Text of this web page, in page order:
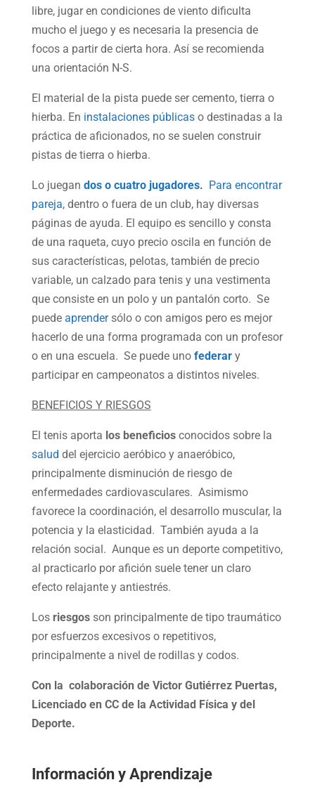
libre, jugar en condiciones de viento dificulta
mucho el juego y es necesaria la presencia de
focos a partir de cierta hora. Así se recomienda
una orientación N-S.
El material de la pista puede ser cemento, tierra o
hierba. En instalaciones públicaso destinadas a la
práctica de aficionados, no se suelen construir
pistas de tierra o hierba.
Lo juegan dos o cuatro jugadores. Para encontrar
pareja, dentro o fuera de un club, hay diversas
páginas de ayuda. El equipo es sencillo y consta
de una raqueta, cuyo precio oscila en función de
sus características, pelotas, también de precio
variable, un calzado para tenis y una vestimenta
que consiste en un polo y un pantalón corto. Se
puede aprendersólo o con amigos pero es mejor
hacerlo de una forma programada con un profesor
o en una escuela. Se puede uno federar y
participar en campeonatos a distintos niveles.
BENEFICIOS Y RIESGOS
El tenis aporta los beneficiosconocidos sobre la
salud del ejercicio aeróbico y anaeróbico,
principalmente disminución de riesgo de
enfermedades cardiovasculares. Asimismo
favorece la coordinación, el desarrollo muscular, la
potencia y la elasticidad. También ayuda a la
relación social. Aunque es un deporte competitivo,
al practicarlo por afición suele tener un claro
efecto relajante y antiestrés.
Los riesgosson principalmente de tipo traumático
por esfuerzos excesivos o repetitivos,
principalmente a nivel de rodillas y codos.
Con la colaboración de Victor Gutiérrez Puertas,
Licenciado en CC de la Actividad Física y del
Deporte.
Información y Aprendizaje